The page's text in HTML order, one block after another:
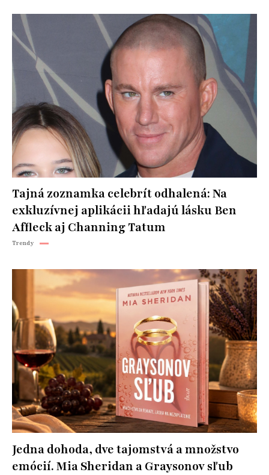
Tajná zoznamka celebrít odhalená: Na
exkluzívnej aplikácii hľadajú lásku Ben
Affleck aj Channing Tatum
Trendy
Jedna dohoda, dve tajomstvá a množstvo
emócií. Mia Sheridan a Graysonov sľub